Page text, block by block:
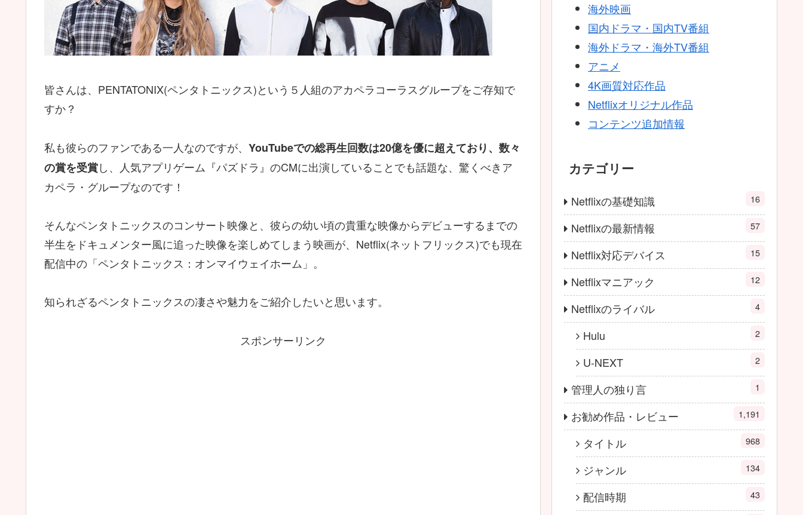
皆さんは、PENTATONIX(ペンタトニックス)という５人組のアカペラコーラスグループをご存知で
すか？
私も彼らのファンである一人なのですが、 YouTubeでの総再生回数は20億を優に超えており、数々
の賞を受賞し、人気アプリゲーム『パズドラ』のCMに出演していることでも話題な、驚くべきア
カペラ・グループなのです！
そんなペンタトニックスのコンサート映像と、彼らの幼い頃の貴重な映像からデビューするまでの
半生をドキュメンター風に追った映像を楽しめてしまう映画が、Netflix(ネットフリックス)でも現在
配信中の「ペンタトニックス：オンマイウェイホーム」。
知られざるペンタトニックスの凄さや魅力をご紹介したいと思います。
スポンサーリンク
海外映画
国内ドラマ・国内TV番組
海外ドラマ・海外TV番組
アニメ
4K画質対応作品
Netflixオリジナル作品
コンテンツ追加情報
カテゴリー
Netflixの基礎知識 16
Netflixの最新情報 57
Netflix対応デバイス 15
Netflixマニアック 12
Netflixのライバル 4
Hulu 2
U-NEXT 2
管理人の独り言 1
お勧め作品・レビュー 1,191
タイトル 968
ジャンル 134
配信時期 43